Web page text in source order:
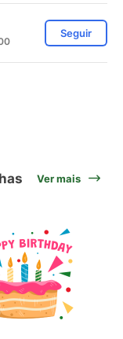
Seguir
Ver mais